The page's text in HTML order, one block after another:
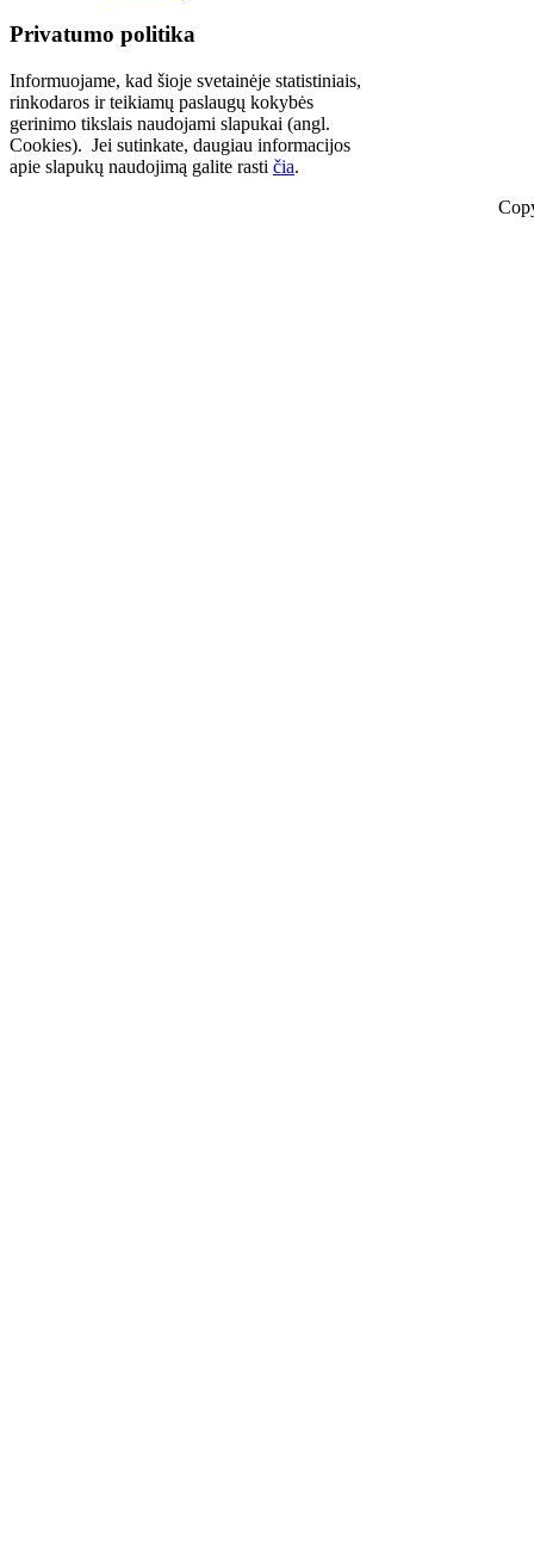
Privatumo politika
Informuojame, kad šioje svetainėje statistiniais,
rinkodaros ir teikiamų paslaugų kokybės
gerinimo tikslais naudojami slapukai (angl.
Cookies). Jei sutinkate, daugiau informacijos
apie slapukų naudojimą galite rasti čia.